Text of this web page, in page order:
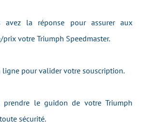
la réponse pour assurer aux
votre Triumph Speedmaster.
ligne pour valider votre souscription.
prendre le guidon de votre Triumph
sécurité.